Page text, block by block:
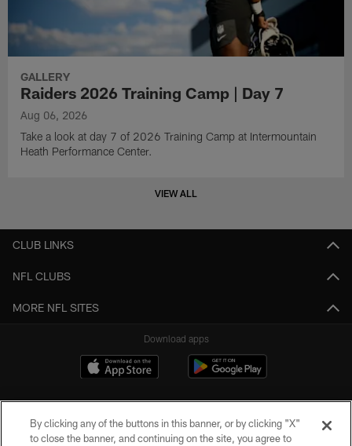
GALLERY
Raiders 2026 Training Camp | Day 7
Aug 06, 2026
Take a look at day 7 of 2026 Training Camp at Intermountain
Heath Performance Center.
VIEW ALL
CLUB LINKS
NFL CLUBS
MORE NFL SITES
Download apps
By clicking any of the buttons in this banner, or by clicking "X"
to close the banner, and continuing on the site, you agree to